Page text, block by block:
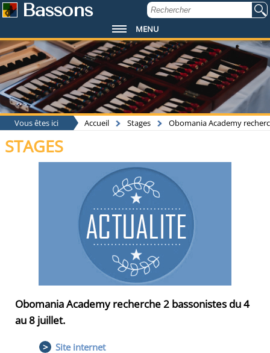
Bassons
MENU
Vous êtes ici Accueil Stages Obomania Academy
STAGES
Obomania Academy recherche 2 bassonistes du 4
au 8 juillet.
> Site internet